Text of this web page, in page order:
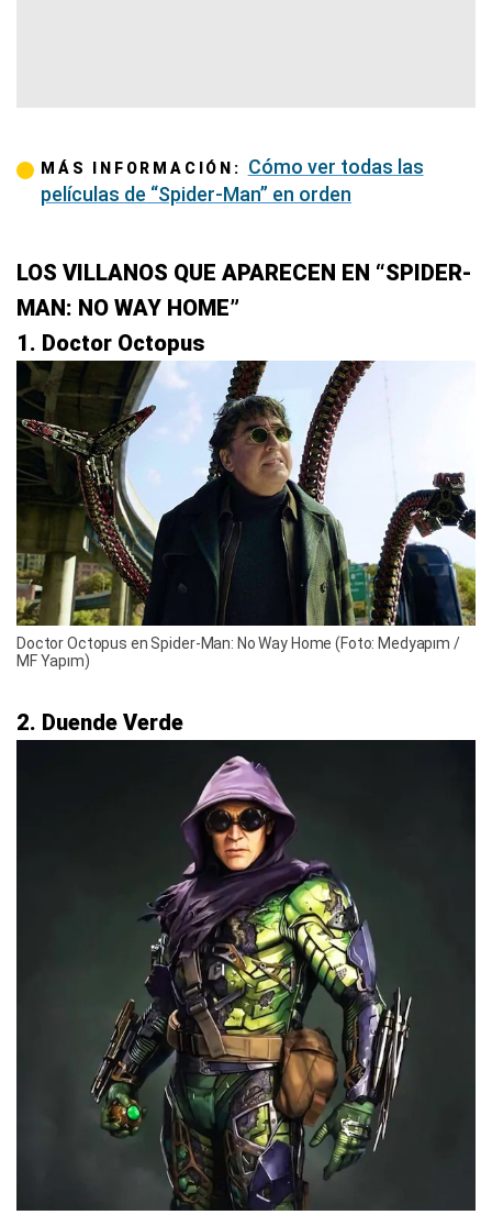
MÁS INFORMACIÓN: Cómo ver todas las
películas de “Spider-Man” en orden
LOS VILLANOS QUE APARECEN EN “SPIDER-
MAN: NO WAY HOME”
1. Doctor Octopus
Doctor Octopus en Spider-Man: No Way Home (Foto: Medyapım /
MF Yapım)
2. Duende Verde